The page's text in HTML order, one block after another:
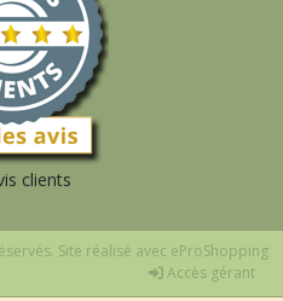
clients
Site réalisé avec eProShopping
Accès gérant